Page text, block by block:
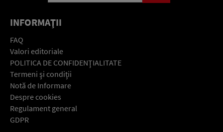
INFORMAŢII
FAQ
Valori editoriale
POLITICA DE CONFIDENŢIALITATE
Termeni şi condiţii
Notă de Informare
Despre cookies
Regulament general
GDPR